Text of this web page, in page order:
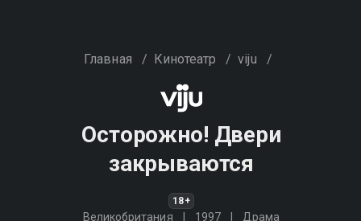
Главная / Кинотеатр / viju /
Осторожно! Двери
закрываются
18+
Великобритания 1997 Драма